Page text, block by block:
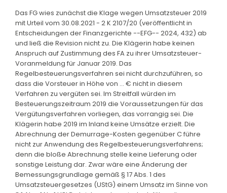
Das FG wies zunächst die Klage wegen Umsatzsteuer 2019
mit Urteil vom 30.08.2021 - 2 K 2107/20 (veröffentlicht in
Entscheidungen der Finanzgerichte --EFG-- 2024, 432) ab
und ließ die Revision nicht zu. Die Klägerin habe keinen
Anspruch auf Zustimmung des FA zu ihrer Umsatzsteuer-
Voranmeldung für Januar 2019. Das
Regelbesteuerungsverfahren sei nicht durchzuführen, so
dass die Vorsteuer in Höhe von ... € nicht in diesem
Verfahren zu vergüten sei. Im Streitfall würden im
Besteuerungszeitraum 2019 die Voraussetzungen für das
Vergütungsverfahren vorliegen, das vorrangig sei. Die
Klägerin habe 2019 im Inland keine Umsätze erzielt. Die
Abrechnung der Demurrage-Kosten gegenüber C führe
nicht zur Anwendung des Regelbesteuerungsverfahrens;
denn die bloße Abrechnung stelle keine Lieferung oder
sonstige Leistung dar. Zwar wäre eine Änderung der
Bemessungsgrundlage gemäß § 17 Abs. 1 des
Umsatzsteuergesetzes (UStG) einem Umsatz im Sinne von